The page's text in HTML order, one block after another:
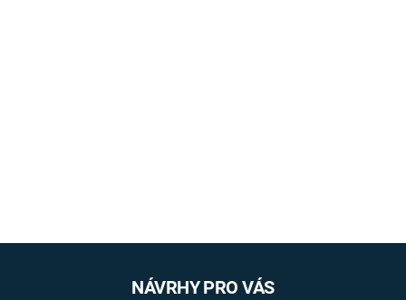
NÁVRHY PRO VÁS